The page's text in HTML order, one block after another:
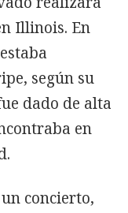
Illinois. En
según su
dado de alta
en
concierto,